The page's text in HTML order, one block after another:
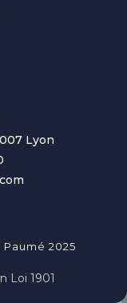
Lyon
2025
Loi 1901